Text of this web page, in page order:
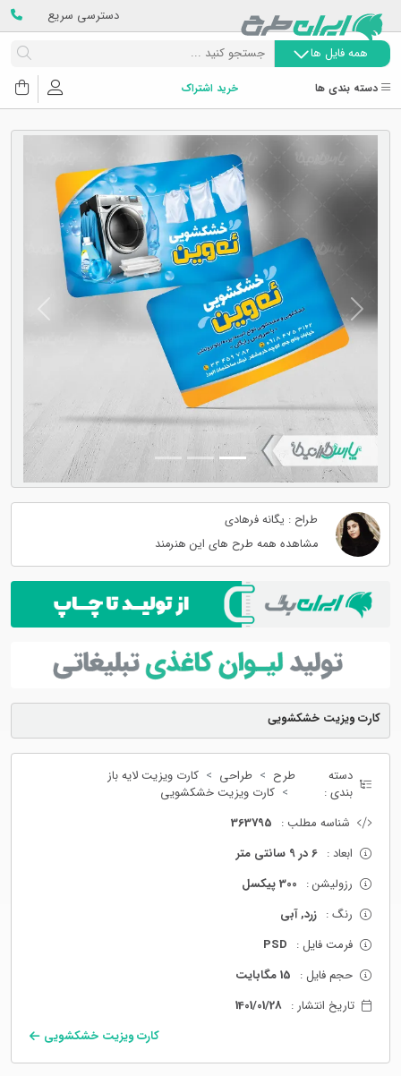
دسترسی سریع
همه فایل ها
دسته بندی ها خرید اشتراک
کارت ویزیت خشکشویی
دسته
بندی :
طرح طراحی
کارت ویزیت لایه باز
کارت ویزیت خشکشویی
شناسه مطلب : 363795
ابعاد : 6 در 9 سانتی متر
رزولیشن : 300 پیکسل
رنگ : زرد, آبی
فرمت فایل : PSD
حجم فایل : 15 مگابایت
تاریخ انتشار : 1401/01/28
کارت ویزیت خشکشویی
Previous
Next
طراح : یگانه فرهادی
مشاهده همه طرح های این هنرمند